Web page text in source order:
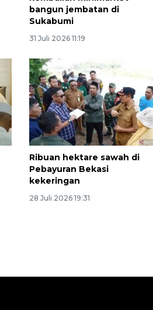
bangun jembatan di
Sukabumi
31 Juli 2026 11:19
Ribuan hektare sawah di
Pebayuran Bekasi
kekeringan
28 Juli 2026 19:31